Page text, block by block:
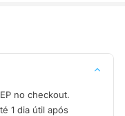
no checkout.
1 dia útil após